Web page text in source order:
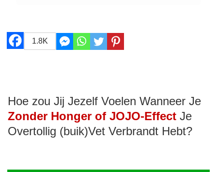
1.8K
Hoe zou Jij Jezelf Voelen Wanneer Je
Zonder Honger of JOJO-Effect Je
Overtollig (buik)Vet Verbrandt Hebt?